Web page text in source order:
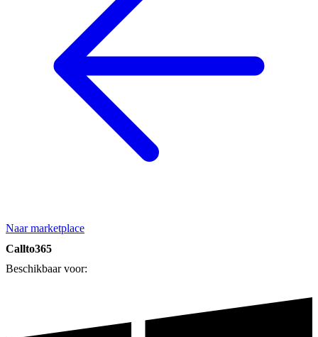
Naar marketplace
Callto365
Beschikbaar voor: